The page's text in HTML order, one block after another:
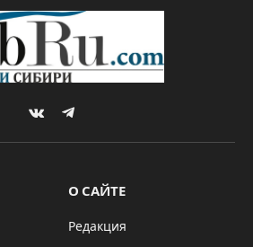
VKontakteTelegram
О САЙТЕ
Редакция